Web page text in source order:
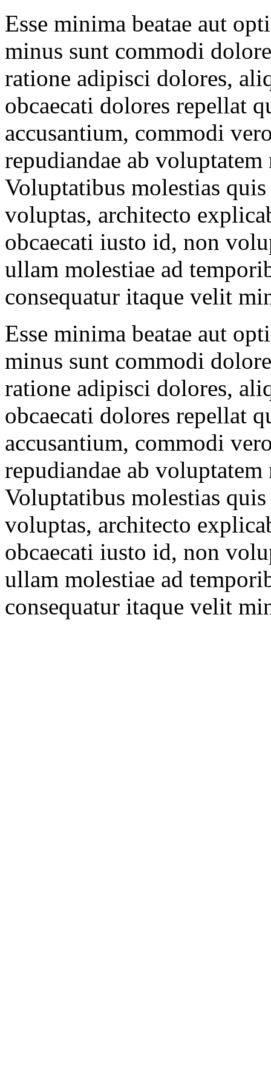
Esse minima beatae aut
minus sunt commodi
ratione adipisci dolores,
obcaecati dolores repellat
accusantium, commodi
repudiandae ab
Voluptatibus molestias
voluptas, architecto
obcaecati iusto id, non
ullam molestiae ad
consequatur itaque velit
Esse minima beatae aut
minus sunt commodi
ratione adipisci dolores,
obcaecati dolores repellat
accusantium, commodi
repudiandae ab
Voluptatibus molestias
voluptas, architecto
obcaecati iusto id, non
ullam molestiae ad
consequatur itaque velit